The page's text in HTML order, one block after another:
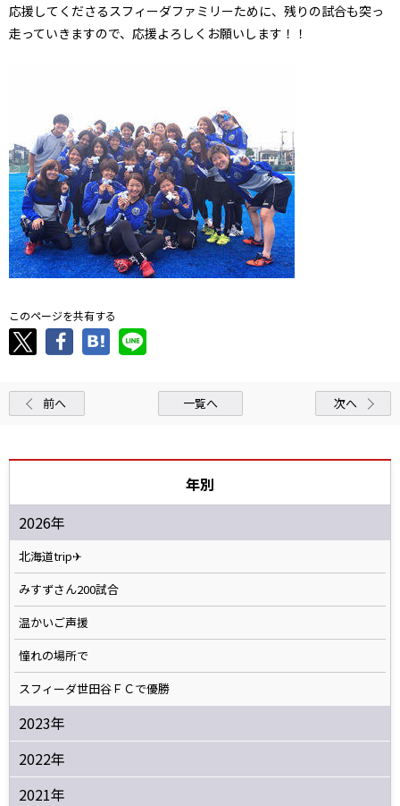
応援してくださるスフィーダファミリーために、残りの試合も突っ
走っていきますので、応援よろしくお願いします！！
このページを共有する
前へ 一覧へ 次へ
年別
2026年
北海道trip✈
みすずさん200試合
温かいご声援
憧れの場所で
スフィーダ世田谷ＦＣで優勝
2023年
2022年
2021年